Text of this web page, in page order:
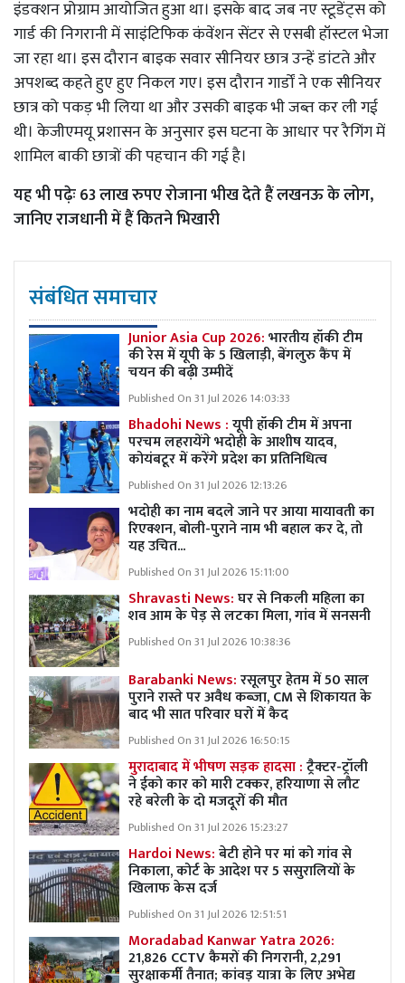
इंडक्शन प्रोग्राम आयोजित हुआ था। इसके बाद जब नए स्टूडेंट्स को
गार्ड की निगरानी में साइंटिफिक कंवेंशन सेंटर से एसबी हॉस्टल भेजा
जा रहा था। इस दौरान बाइक सवार सीनियर छात्र उन्हें डांटते और
अपशब्द कहते हुए हुए निकल गए। इस दौरान गार्डों ने एक सीनियर
छात्र को पकड़ भी लिया था और उसकी बाइक भी जब्त कर ली गई
थी। केजीएमयू प्रशासन के अनुसार इस घटना के आधार पर रैगिंग में
शामिल बाकी छात्रों की पहचान की गई है।
यह भी पढ़ेः63 लाख रुपए रोजाना भीख देते हैं लखनऊ के लोग,
जानिए राजधानी में हैं कितने भिखारी
संबंधित समाचार
Junior Asia Cup 2026:भारतीय हॉकी टीम
की रेस में यूपी के 5 खिलाड़ी, बेंगलुरु कैंप में
चयन की बढ़ी उम्मीदें
Published On 31 Jul 2026 14:03:33
Bhadohi News :यूपी हॉकी टीम में अपना
परचम लहरायेंगे भदोही के आशीष यादव,
कोयंबटूर में करेंगे प्रदेश का प्रतिनिधित्व
Published On 31 Jul 2026 12:13:26
भदोही का नाम बदले जाने पर आया मायावती का
रिएक्शन, बोली-पुराने नाम भी बहाल कर दे, तो
यह उचित...
Published On 31 Jul 2026 15:11:00
Shravasti News:घर से निकली महिला का
शव आम के पेड़ से लटका मिला, गांव में सनसनी
Published On 31 Jul 2026 10:38:36
Barabanki News:रसूलपुर हेतम में 50 साल
पुराने रास्ते पर अवैध कब्ज़ा, CM से शिकायत के
बाद भी सात परिवार घरों में कैद
Published On 31 Jul 2026 16:50:15
मुरादाबाद में भीषण सड़क हादसा :ट्रैक्टर-ट्रॉली
ने ईको कार को मारी टक्कर, हरियाणा से लौट
रहे बरेली के दो मजदूरों की मौत
Published On 31 Jul 2026 15:23:27
Hardoi News:बेटी होने पर मां को गांव से
निकाला, कोर्ट के आदेश पर 5 ससुरालियों के
खिलाफ केस दर्ज
Published On 31 Jul 2026 12:51:51
Moradabad Kanwar Yatra 2026:
21,826 CCTV कैमरों की निगरानी, 2,291
सुरक्षाकर्मी तैनात; कांवड़ यात्रा के लिए अभेद्य